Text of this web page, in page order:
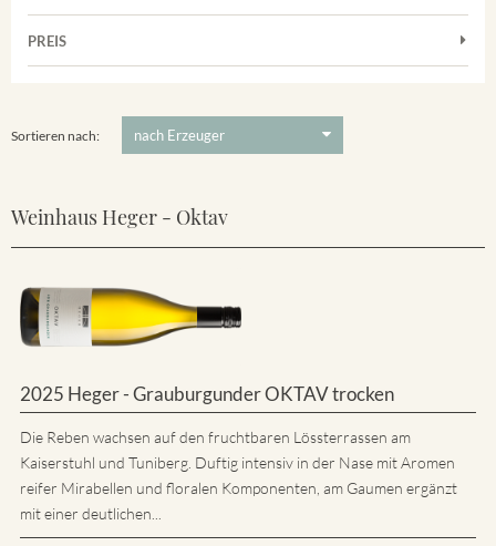
PREIS
Sortieren nach:
Weinhaus Heger - Oktav
2025 Heger - Grauburgunder OKTAV trocken
Die Reben wachsen auf den fruchtbaren Lössterrassen am
Kaiserstuhl und Tuniberg. Duftig intensiv in der Nase mit Aromen
reifer Mirabellen und floralen Komponenten, am Gaumen ergänzt
mit einer deutlichen...